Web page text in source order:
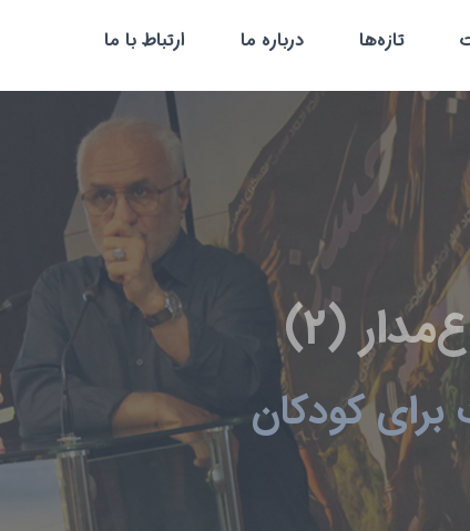
تازه‌ها درباره ما ارتباط با ما
(2)
کودکان